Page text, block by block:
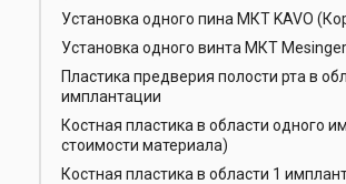
Установка одного пина МКТ KAVO
Установка одного винта МКТ
Пластика предверия полости рта в
имплантации
Костная пластика в области одного
стоимости материала)
Костная пластика в области 1